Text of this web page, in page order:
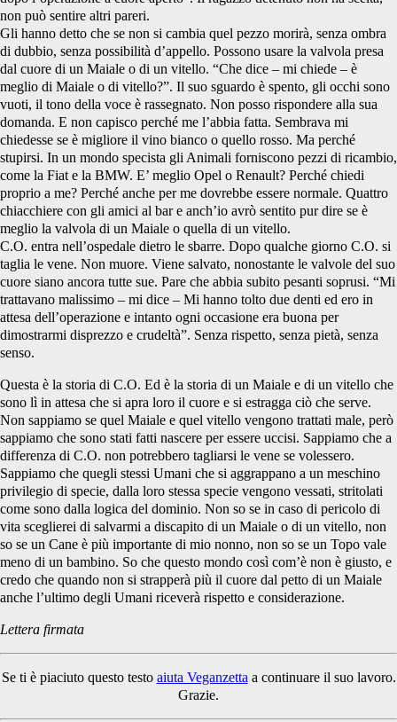
non può sentire altri pareri.
Gli hanno detto che se non si cambia quel pezzo morirà, senza ombra
di dubbio, senza possibilità d’appello. Possono usare la valvola presa
dal cuore di un Maiale o di un vitello. “Che dice – mi chiede – è
meglio di Maiale o di vitello?”. Il suo sguardo è spento, gli occhi sono
vuoti, il tono della voce è rassegnato. Non posso rispondere alla sua
domanda. E non capisco perché me l’abbia fatta. Sembrava mi
chiedesse se è migliore il vino bianco o quello rosso. Ma perché
stupirsi. In un mondo specista gli Animali forniscono pezzi di ricambio,
come la Fiat e la BMW. E’ meglio Opel o Renault? Perché chiedi
proprio a me? Perché anche per me dovrebbe essere normale. Quattro
chiacchiere con gli amici al bar e anch’io avrò sentito pur dire se è
meglio la valvola di un Maiale o quella di un vitello.
C.O. entra nell’ospedale dietro le sbarre. Dopo qualche giorno C.O. si
taglia le vene. Non muore. Viene salvato, nonostante le valvole del suo
cuore siano ancora tutte sue. Pare che abbia subito pesanti soprusi. “Mi
trattavano malissimo – mi dice – Mi hanno tolto due denti ed ero in
attesa dell’operazione e intanto ogni occasione era buona per
dimostrarmi disprezzo e crudeltà”. Senza rispetto, senza pietà, senza
senso.
Questa è la storia di C.O. Ed è la storia di un Maiale e di un vitello che
sono lì in attesa che si apra loro il cuore e si estragga ciò che serve.
Non sappiamo se quel Maiale e quel vitello vengono trattati male, però
sappiamo che sono stati fatti nascere per essere uccisi. Sappiamo che a
differenza di C.O. non potrebbero tagliarsi le vene se volessero.
Sappiamo che quegli stessi Umani che si aggrappano a un meschino
privilegio di specie, dalla loro stessa specie vengono vessati, stritolati
come sono dalla logica del dominio. Non so se in caso di pericolo di
vita sceglierei di salvarmi a discapito di un Maiale o di un vitello, non
so se un Cane è più importante di mio nonno, non so se un Topo vale
meno di un bambino. So che questo mondo così com’è non è giusto, e
credo che quando non si strapperà più il cuore dal petto di un Maiale
anche l’ultimo degli Umani riceverà rispetto e considerazione.
Lettera firmata
Se ti è piaciuto questo testo aiuta Veganzetta a continuare il suo lavoro.
Grazie.